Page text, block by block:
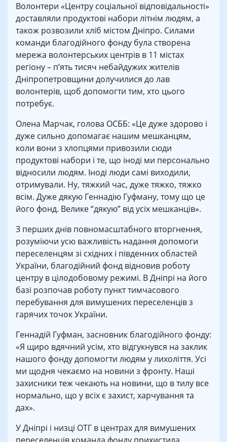
Волонтери «Центру соціальної відповідальності»
доставляли продуктові набори літнім людям, а
також розвозили хліб містом Дніпро. Силами
команди благодійного фонду була створена
мережа волонтерських центрів в 11 містах
регіону – п’ять тисяч небайдужих жителів
Дніпропетровщини долучилися до лав
волонтерів, щоб допомогти тим, хто цього
потребує.
Олена Марчак, голова ОСББ: «Це дуже здорово і
дуже сильно допомагає нашим мешканцям,
коли вони з хлопцями привозили сюди
продуктові набори і те, що іноді ми персонально
відносили людям. Іноді люди самі виходили,
отримували. Ну, тяжкий час, дуже тяжко, тяжко
всім. Дуже дякую Геннадію Гуфману, тому що це
його фонд. Велике “дякую” від усіх мешканців».
З перших днів повномасштабного вторгнення,
розуміючи усю важливість надання допомоги
переселенцям зі східних і південних областей
України, благодійний фонд відновив роботу
центру в цілодобовому режимі. В Дніпрі на його
базі розпочав роботу пункт тимчасового
перебування для вимушених переселенців з
гарячих точок України.
Геннадій Гуфман, засновник благодійного фонду:
«Я щиро вдячний усім, хто відгукнувся на заклик
нашого фонду допомогти людям у лихоліття. Усі
ми щодня чекаємо на новини з фронту. Наші
захисники теж чекають на новини, що в тилу все
нормально, що у всіх є захист, харчування та
дах».
У Дніпрі і низці ОТГ в центрах для вимушених